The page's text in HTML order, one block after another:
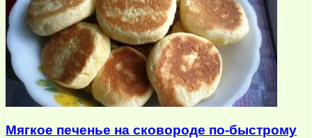
Мягкое печенье на сковороде по-быстрому